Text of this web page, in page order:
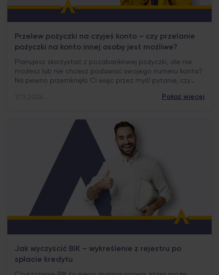
Przelew pożyczki na czyjeś konto – czy przelanie
pożyczki na konto innej osoby jest możliwe?
Planujesz skorzystać z pozabankowej pożyczki, ale nie
możesz lub nie chcesz podawać swojego numeru konta?
Na pewno przemknęło Ci więc przez myśl pytanie, czy
takie rozwiązanie nie jest możliwe, nawet jeśli to
17.11.2024 Pokaż więcej
Jak wyczyścić BIK – wykreślenie z rejestru po
spłacie kredytu